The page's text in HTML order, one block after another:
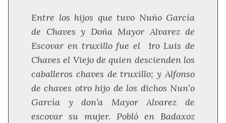
Entre los hijos que tuvo Nuño García
de Chaves y Doña Mayor Alvarez de
Escovar en truxillo fue el 1ro Luis de
Chaves el Viejo de quien descienden los
caballeros chaves de truxillo; y Alfonso
de chaves otro hijo de los dichos Nun’o
García y don’a Mayor Alvarez de
escovar su mujer. Pobló en Badaxoz